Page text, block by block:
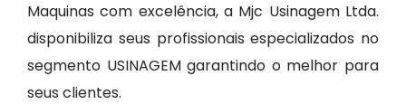
Maquinas com excelência, a Mjc Usinagem Ltda.
disponibiliza seus profissionais especializados no
segmento USINAGEM garantindo o melhor para
seus clientes.